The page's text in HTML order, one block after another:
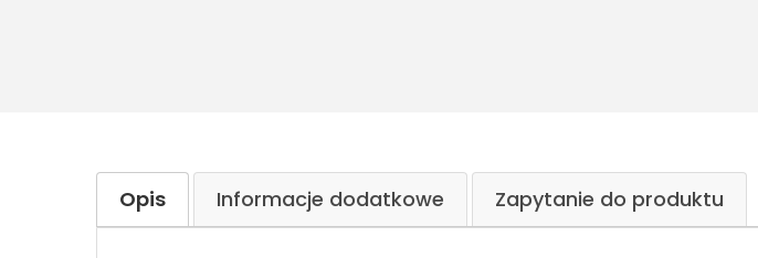
Opis Informacje dodatkowe Zapytanie do produktu